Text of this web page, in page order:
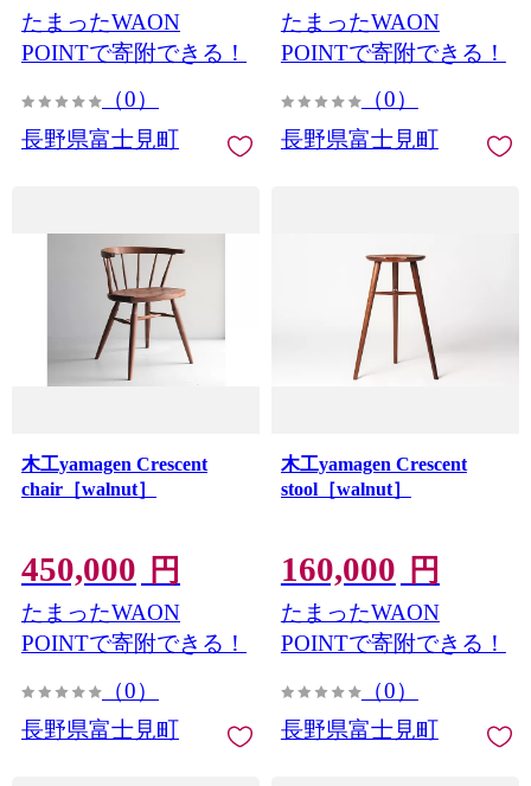
たまったWAON
POINTで寄附できる！
（0）
長野県富士見町
たまったWAON
POINTで寄附できる！
（0）
長野県富士見町
木工yamagen Crescent
chair［walnut］
450,000 円
たまったWAON
POINTで寄附できる！
（0）
長野県富士見町
木工yamagen Crescent
stool［walnut］
160,000 円
たまったWAON
POINTで寄附できる！
（0）
長野県富士見町